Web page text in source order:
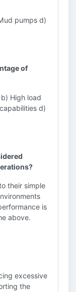
pumps d)
of
High load
d)
their simple
is
above.
excessive
the